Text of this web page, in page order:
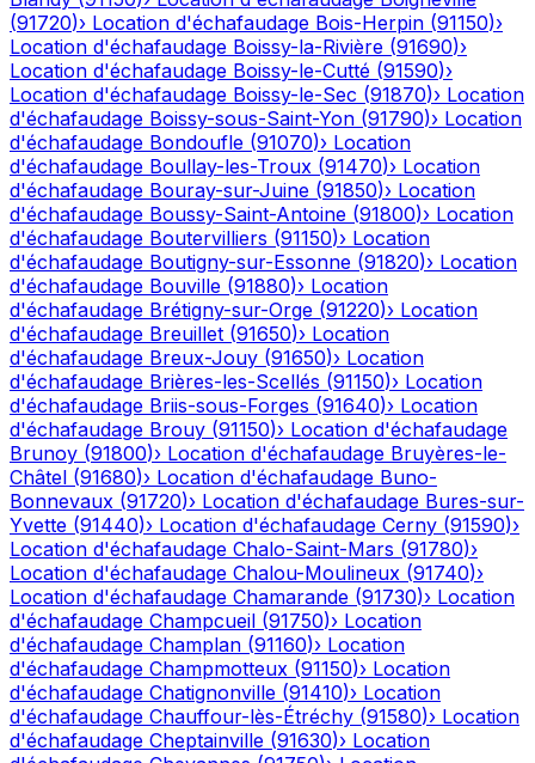
(91720)› Location d'échafaudage Bois-Herpin (91150)›
Location d'échafaudage Boissy-la-Rivière (91690)›
Location d'échafaudage Boissy-le-Cutté (91590)›
Location d'échafaudage Boissy-le-Sec (91870)› Location
d'échafaudage Boissy-sous-Saint-Yon (91790)› Location
d'échafaudage Bondoufle (91070)› Location
d'échafaudage Boullay-les-Troux (91470)› Location
d'échafaudage Bouray-sur-Juine (91850)› Location
d'échafaudage Boussy-Saint-Antoine (91800)› Location
d'échafaudage Boutervilliers (91150)› Location
d'échafaudage Boutigny-sur-Essonne (91820)› Location
d'échafaudage Bouville (91880)› Location
d'échafaudage Brétigny-sur-Orge (91220)› Location
d'échafaudage Breuillet (91650)› Location
d'échafaudage Breux-Jouy (91650)› Location
d'échafaudage Brières-les-Scellés (91150)› Location
d'échafaudage Briis-sous-Forges (91640)› Location
d'échafaudage Brouy (91150)› Location d'échafaudage
Brunoy (91800)› Location d'échafaudage Bruyères-le-
Châtel (91680)› Location d'échafaudage Buno-
Bonnevaux (91720)› Location d'échafaudage Bures-sur-
Yvette (91440)› Location d'échafaudage Cerny (91590)›
Location d'échafaudage Chalo-Saint-Mars (91780)›
Location d'échafaudage Chalou-Moulineux (91740)›
Location d'échafaudage Chamarande (91730)› Location
d'échafaudage Champcueil (91750)› Location
d'échafaudage Champlan (91160)› Location
d'échafaudage Champmotteux (91150)› Location
d'échafaudage Chatignonville (91410)› Location
d'échafaudage Chauffour-lès-Étréchy (91580)› Location
d'échafaudage Cheptainville (91630)› Location